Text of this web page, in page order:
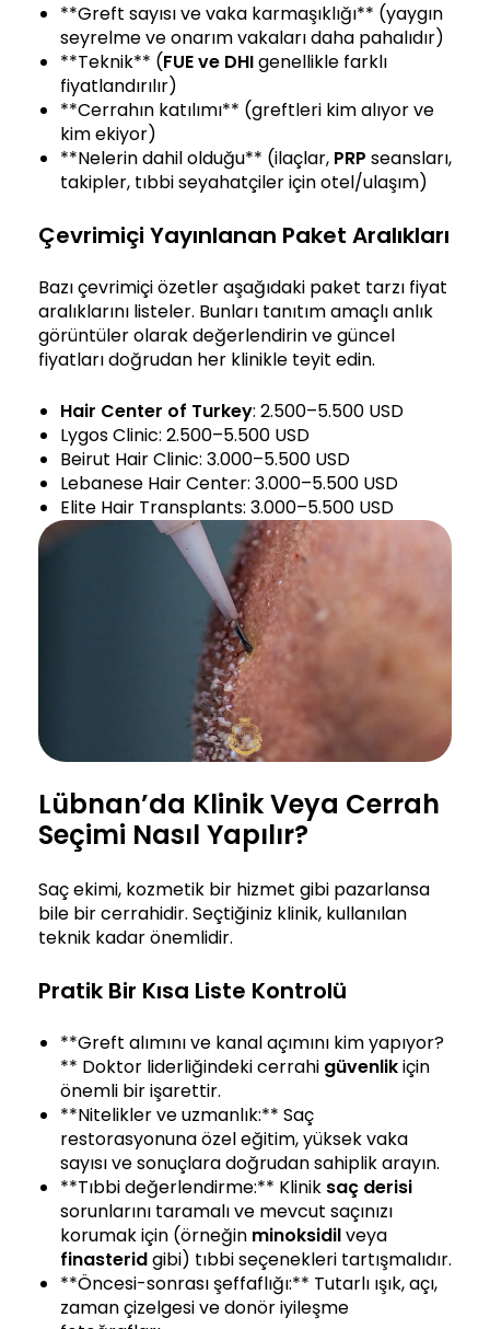
**Greft sayısı ve vaka karmaşıklığı** (yaygın
seyrelme ve onarım vakaları daha pahalıdır)
**Teknik** (FUE ve DHIgenellikle farklı
fiyatlandırılır)
**Cerrahın katılımı** (greftleri kim alıyor ve
kim ekiyor)
**Nelerin dahil olduğu** (ilaçlar, PRP seansları,
takipler, tıbbi seyahatçiler için otel/ulaşım)
Çevrimiçi Yayınlanan Paket Aralıkları
Bazı çevrimiçi özetler aşağıdaki paket tarzı fiyat
aralıklarını listeler. Bunları tanıtım amaçlı anlık
görüntüler olarak değerlendirin ve güncel
fiyatları doğrudan her klinikle teyit edin.
Hair Center of Turkey: 2.500–5.500 USD
Lygos Clinic: 2.500–5.500 USD
Beirut Hair Clinic: 3.000–5.500 USD
Lebanese Hair Center: 3.000–5.500 USD
Elite Hair Transplants: 3.000–5.500 USD
Lübnan’da Klinik Veya Cerrah
Seçimi Nasıl Yapılır?
Saç ekimi, kozmetik bir hizmet gibi pazarlansa
bile bir cerrahidir. Seçtiğiniz klinik, kullanılan
teknik kadar önemlidir.
Pratik Bir Kısa Liste Kontrolü
**Greft alımını ve kanal açımını kim yapıyor?
** Doktor liderliğindeki cerrahi güvenlikiçin
önemli bir işarettir.
**Nitelikler ve uzmanlık:** Saç
restorasyonuna özel eğitim, yüksek vaka
sayısı ve sonuçlara doğrudan sahiplik arayın.
**Tıbbi değerlendirme:** Klinik saç derisi
sorunlarını taramalı ve mevcut saçınızı
korumak için (örneğin minoksidilveya
finasteridgibi) tıbbi seçenekleri tartışmalıdır.
**Öncesi-sonrası şeffaflığı:** Tutarlı ışık, açı,
zaman çizelgesi ve donör iyileşme